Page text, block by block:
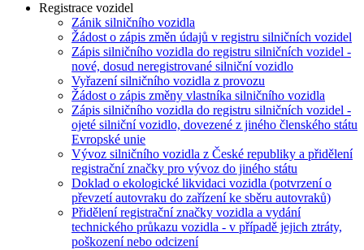
Registrace vozidel
Zánik silničního vozidla
Žádost o zápis změn údajů v registru silničních vozidel
Zápis silničního vozidla do registru silničních vozidel -
nové, dosud neregistrované silniční vozidlo
Vyřazení silničního vozidla z provozu
Žádost o zápis změny vlastníka silničního vozidla
Zápis silničního vozidla do registru silničních vozidel -
ojeté silniční vozidlo, dovezené z jiného členského státu
Evropské unie
Vývoz silničního vozidla z České republiky a přidělení
registrační značky pro vývoz do jiného státu
Doklad o ekologické likvidaci vozidla (potvrzení o
převzetí autovraku do zařízení ke sběru autovraků)
Přidělení registrační značky vozidla a vydání
technického průkazu vozidla - v případě jejich ztráty,
poškození nebo odcizení